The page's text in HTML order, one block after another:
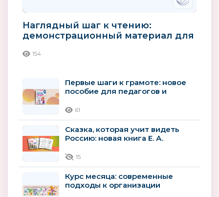
Наглядный шаг к чтению:
демонстрационный материал для
154
Первые шаги к грамоте: новое
пособие для педагогов и
61
Сказка, которая учит видеть
Россию: новая книга Е. А.
страны
15
Курс месяца: современные
подходы к организации